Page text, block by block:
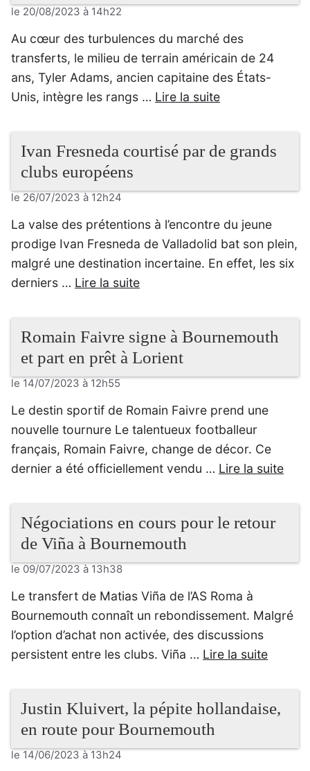
le 20/08/2023 à 14h22
Au cœur des turbulences du marché des
transferts, le milieu de terrain américain de 24
ans, Tyler Adams, ancien capitaine des États-
Unis, intègre les rangs … Lire la suite
Ivan Fresneda courtisé par de grands
clubs européens
le 26/07/2023 à 12h24
La valse des prétentions à l’encontre du jeune
prodige Ivan Fresneda de Valladolid bat son plein,
malgré une destination incertaine. En effet, les six
derniers … Lire la suite
Romain Faivre signe à Bournemouth
et part en prêt à Lorient
le 14/07/2023 à 12h55
Le destin sportif de Romain Faivre prend une
nouvelle tournure Le talentueux footballeur
français, Romain Faivre, change de décor. Ce
dernier a été officiellement vendu … Lire la suite
Négociations en cours pour le retour
de Viña à Bournemouth
le 09/07/2023 à 13h38
Le transfert de Matias Viña de l’AS Roma à
Bournemouth connaît un rebondissement. Malgré
l’option d’achat non activée, des discussions
persistent entre les clubs. Viña … Lire la suite
Justin Kluivert, la pépite hollandaise,
en route pour Bournemouth
le 14/06/2023 à 13h24